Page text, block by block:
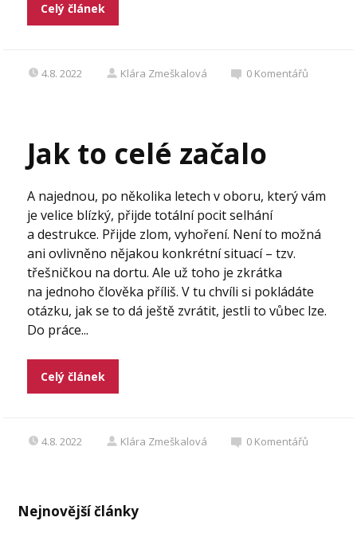
Celý článek
4.8. 2022 Klára Zmeškalová 0 Komentářů
Jak to celé začalo
A najednou, po několika letech v oboru, který vám
je velice blízký, přijde totální pocit selhání
a destrukce. Přijde zlom, vyhoření. Není to možná
ani ovlivněno nějakou konkrétní situací – tzv.
třešničkou na dortu. Ale už toho je zkrátka
na jednoho člověka příliš. V tu chvíli si pokládáte
otázku, jak se to dá ještě zvrátit, jestli to vůbec lze.
Do práce...
Celý článek
4.8. 2022 Klára Zmeškalová 0 Komentářů
Nejnovější články